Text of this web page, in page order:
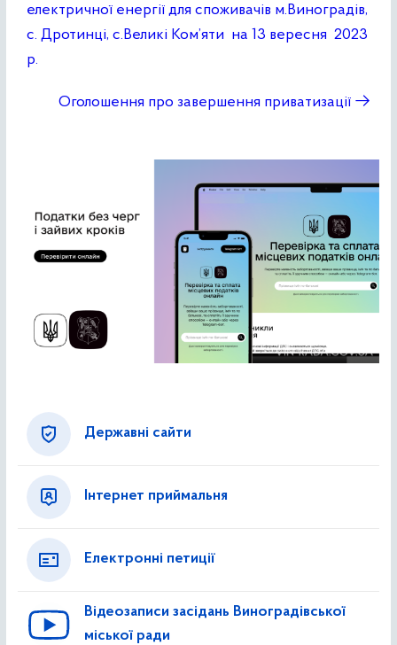
електричної енергії для споживачів м.Виноградів,
с. Дротинці, с.Великі Ком’яти на 13 вересня 2023
р.
Оголошення про завершення приватизації →
Державні сайти
Інтернет приймальня
Електронні петиції
Відеозаписи засідань Виноградівської
міської ради